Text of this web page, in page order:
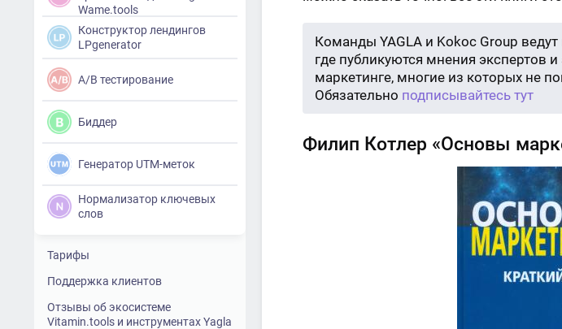
Команды YAGLA и Kokoc Group
где публикуются мнения экспертов
маркетинге, многие из которых не
Обязательно подписывайтесь тут
Филип Котлер «Основы
Wame.tools
Конструктор лендингов
LPgenerator
A/B тестирование
Биддер
Генератор UTM-меток
Нормализатор ключевых
слов
Тарифы
Поддержка клиентов
Отзывы об экосистеме
Vitamin.tools и инструментах Yagla